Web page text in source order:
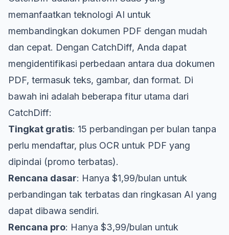
memanfaatkan teknologi AI untuk
membandingkan dokumen PDF dengan mudah
dan cepat. Dengan CatchDiff, Anda dapat
mengidentifikasi perbedaan antara dua dokumen
PDF, termasuk teks, gambar, dan format. Di
bawah ini adalah beberapa fitur utama dari
CatchDiff:
Tingkat gratis: 15 perbandingan per bulan tanpa
perlu mendaftar, plus OCR untuk PDF yang
dipindai (promo terbatas).
Rencana dasar: Hanya $1,99/bulan untuk
perbandingan tak terbatas dan ringkasan AI yang
dapat dibawa sendiri.
Rencana pro: Hanya $3,99/bulan untuk